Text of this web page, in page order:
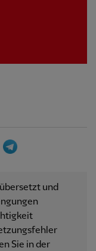
und
Sie in der